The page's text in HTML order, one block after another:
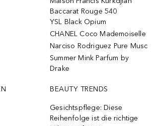
Baccarat Rouge 540
YSL Black Opium
CHANEL Coco Mademoiselle
Narciso Rodriguez Pure Musc
Summer Mink Parfum by
Drake
BEAUTY TRENDS
Gesichtspflege: Diese
Reihenfolge ist die richtige